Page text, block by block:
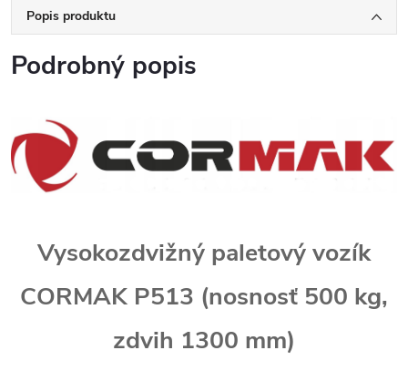
Popis produktu
Podrobný popis
Vysokozdvižný paletový vozík
CORMAK P513 (nosnosť 500 kg,
zdvih 1300 mm)